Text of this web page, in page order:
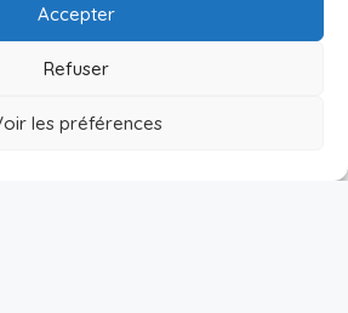
Accepter
Refuser
les préférences
POLITIQUE DE CONFIDENTIALITÉ